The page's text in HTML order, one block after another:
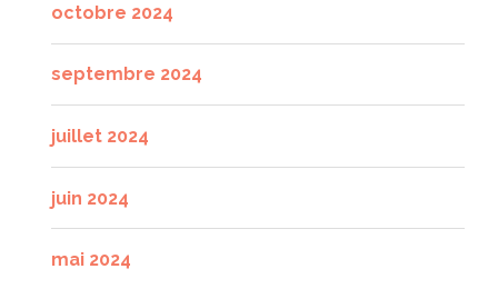
octobre 2024
septembre 2024
juillet 2024
juin 2024
mai 2024